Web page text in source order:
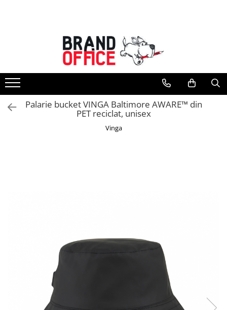
Unitate Protejata - PRODUCTIE
Hartie copiator si produse
tipografice
Produse consumabile din hartie
Detergenti si dezinfectanti
Capsatoare, capse si perforatoare
Caiete si blocnotesuri
Dosare, folii protectie si mape
Accesorii diverse pentru birou
Palarie bucket VINGA Baltimore AWARE™ din
PET reciclat, unisex
Vinga